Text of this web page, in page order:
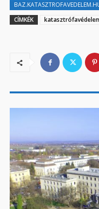
CÍMKÉK